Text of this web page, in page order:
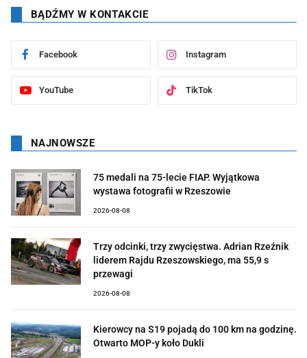
BĄDŹMY W KONTAKCIE
Facebook Instagram
YouTube TikTok
NAJNOWSZE
75 medali na 75-lecie FIAP. Wyjątkowa
wystawa fotografii w Rzeszowie
2026-08-08
Trzy odcinki, trzy zwycięstwa. Adrian Rzeźnik
liderem Rajdu Rzeszowskiego, ma 55,9 s
przewagi
2026-08-08
Kierowcy na S19 pojadą do 100 km na godzinę.
Otwarto MOP-y koło Dukli